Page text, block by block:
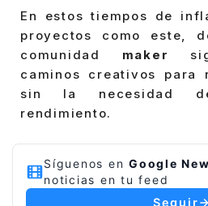
En estos tiempos de
proyectos como este,
comunidad maker
caminos creativos para
sin la necesidad
rendimiento.
Síguenos en Google
noticias en tu feed
Seguir